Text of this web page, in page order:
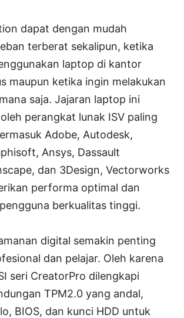
dapat dengan mudah
terberat sekalipun, ketika
laptop di kantor
maupun ketika ingin melakukan
saja. Jajaran laptop ini
perangkat lunak ISV paling
Adobe, Autodesk,
Ansys, Dassault
dan 3Design, Vectorworks
performa optimal dan
berkualitas tinggi.
digital semakin penting
dan pelajar. Oleh karena
seri CreatorPro dilengkapi
TPM2.0 yang andal,
BIOS, dan kunci HDD untuk